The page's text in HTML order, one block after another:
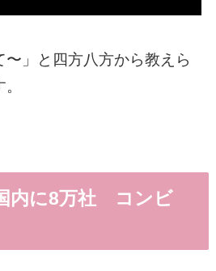
〜 」と四方八方から教えら
内に8万社 コンビ